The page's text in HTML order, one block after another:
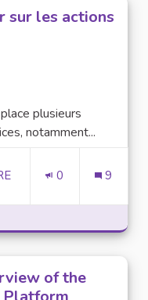
sur les actions
plusieurs
notamment...
0 9
of the